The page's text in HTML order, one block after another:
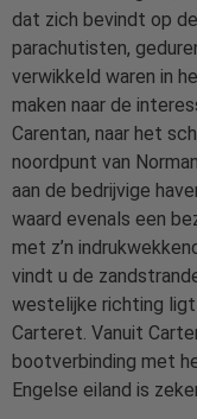
dat zich bevindt op
parachutisten,
verwikkeld waren in
maken naar de
Carentan, naar het
noordpunt van
aan de bedrijvige
waard evenals een
met z’n
vindt u de
westelijke richting
Carteret. Vanuit
bootverbinding met
Engelse eiland is